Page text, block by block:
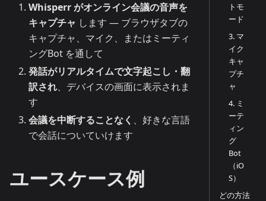
Whisperr がオンライン会議の音声を
キャプチャ します — ブラウザタブの
キャプチャ、マイク、またはミーティ
ングBot を通して
発話がリアルタイムで文字起こし・翻
訳され、デバイスの画面に表示されま
す
会議を中断することなく 、好きな言語
で会話についていけます
ユースケース例
トモ
ード
3. マ
イク
キャ
プチ
ャ
4. ミ
ーテ
ィン
グ
Bot
（iO
S）
どの方法